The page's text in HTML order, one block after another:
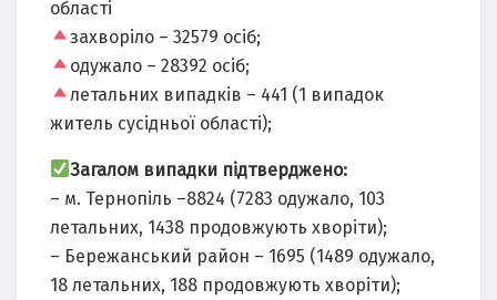
області
захворіло – 32579 осіб;
одужало – 28392 осіб;
летальних випадків – 441 (1 випадок
житель сусідньої області);
Загалом випадки підтверджено:
– м. Тернопіль –8824 (7283 одужало, 103
летальних, 1438 продовжують хворіти);
– Бережанський район – 1695 (1489 одужало,
18 летальних, 188 продовжують хворіти);